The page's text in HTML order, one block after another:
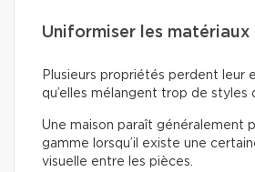
Uniformiser les matériaux
Plusieurs propriétés perdent leur
qu’elles mélangent trop de styles
Une maison paraît généralement
gamme lorsqu’il existe une
visuelle entre les pièces.